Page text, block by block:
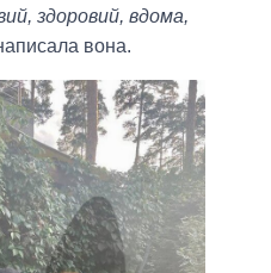
здоровий, вдома,
вона.